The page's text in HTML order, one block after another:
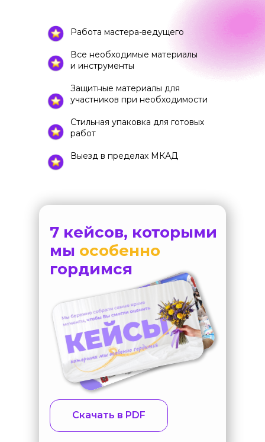
Работа мастера-ведущего
Все необходимые материалы
и инструменты
Защитные материалы для
участников при необходимости
Стильная упаковка для готовых
работ
Выезд в пределах МКАД
Скачать в PDF
7 кейсов, которыми
мы особенно
гордимся